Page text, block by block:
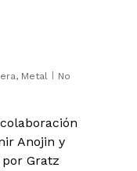
, Metal
No
Anojin y
Gratz